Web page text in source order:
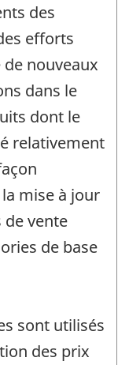
des
efforts
nouveaux
dans le
dont le
relativement
mise à jour
de vente
de base
sont utilisés
des prix